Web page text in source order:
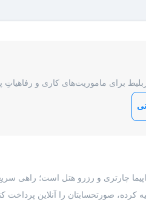
برای ماموریت‌های کاری و رفاهیاتِ
چارتری و رزرو هتل است؛ راهی
کرده، صورتحسابتان را آنلاین پرداخت